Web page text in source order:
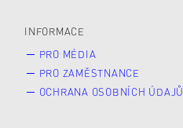
INFORMACE
PRO MÉDIA
PRO ZAMĚSTNANCE
OCHRANA OSOBNÍCH ÚDAJŮ